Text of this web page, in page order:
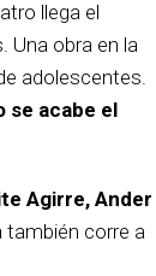
llega el
Una obra en la
adolescentes.
se acabe el
Agirre, Ander
también corre a